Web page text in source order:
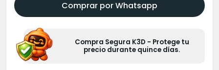
Comprar por Whatsapp
Compra Segura K3D - Protege tu
precio durante quince días.